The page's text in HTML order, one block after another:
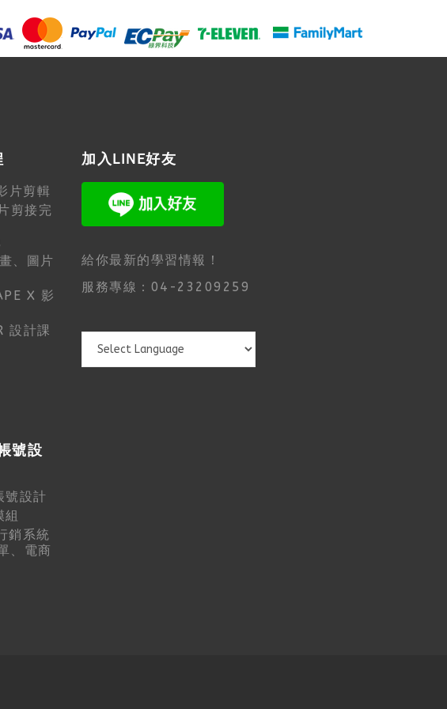
片剪輯
剪接完
、圖片
X 影
設計課
號設
號設計
組
銷系統
、電商
加入LINE好友
給你最新的學習情報！
服務專線：04-23209259